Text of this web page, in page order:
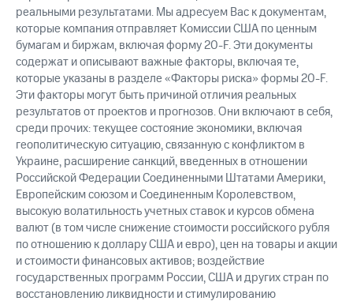
реальными результатами. Мы адресуем Вас к документам,
которые компания отправляет Комиссии США по ценным
бумагам и биржам, включая форму 20-F. Эти документы
содержат и описывают важные факторы, включая те,
которые указаны в разделе «Факторы риска» формы 20-F.
Эти факторы могут быть причиной отличия реальных
результатов от проектов и прогнозов. Они включают в себя,
среди прочих: текущее состояние экономики, включая
геополитическую ситуацию, связанную с конфликтом в
Украине, расширение санкций, введенных в отношении
Российской Федерации Соединенными Штатами Америки,
Европейским союзом и Соединенным Королевством,
высокую волатильность учетных ставок и курсов обмена
валют (в том числе снижение стоимости российского рубля
по отношению к доллару США и евро), цен на товары и акции
и стоимости финансовых активов; воздействие
государственных программ России, США и других стран по
восстановлению ликвидности и стимулированию